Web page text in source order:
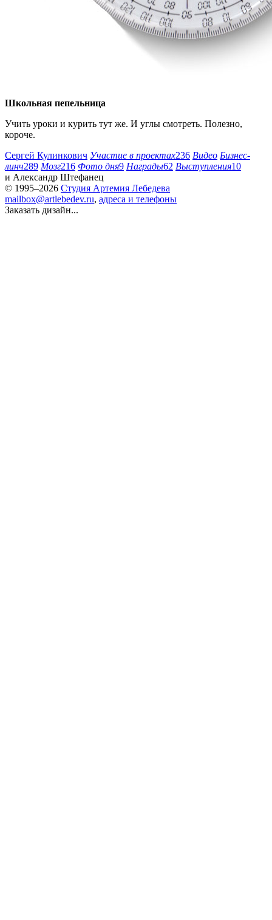
Школьная пепельница
Учить уроки и курить тут же. И углы смотреть. Полезно,
короче.
Сергей Кулинкович Участие в проектах236 Видео Бизнес-
линч289 Мозг216 Фото дня9 Награды62 Выступления10
и Александр Штефанец
© 1995–2026 Студия Артемия Лебедева
mailbox@artlebedev.ru, адреса и телефоны
Заказать дизайн...